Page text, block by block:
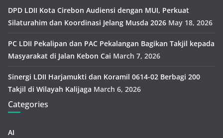
DPD LDII Kota Cirebon Audiensi dengan MUI, Perkuat
Silaturahim dan Koordinasi Jelang Musda 2026 May 18, 2026
PC LDII Pekalipan dan PAC Pekalangan Bagikan Takjil kepada
Masyarakat di Jalan Kebon Cai March 7, 2026
Sinergi LDII Harjamukti dan Koramil 0614-02 Berbagi 200
Takjil di Wilayah Kalijaga March 6, 2026
Categories
AI